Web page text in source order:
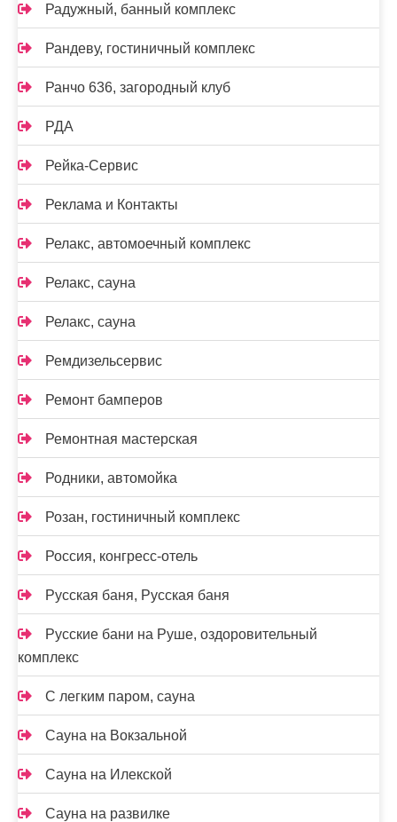
Радужный, банный комплекс
Рандеву, гостиничный комплекс
Ранчо 636, загородный клуб
РДА
Рейка-Сервис
Реклама и Контакты
Релакс, автомоечный комплекс
Релакс, сауна
Релакс, сауна
Ремдизельсервис
Ремонт бамперов
Ремонтная мастерская
Родники, автомойка
Розан, гостиничный комплекс
Россия, конгресс-отель
Русская баня, Русская баня
Русские бани на Руше, оздоровительный
комплекс
С легким паром, сауна
Сауна на Вокзальной
Сауна на Илекской
Сауна на развилке